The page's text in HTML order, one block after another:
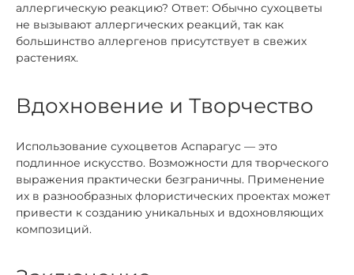
аллергическую реакцию? Ответ: Обычно сухоцветы
не вызывают аллергических реакций, так как
большинство аллергенов присутствует в свежих
растениях.
Вдохновение и Творчество
Использование сухоцветов Аспарагус — это
подлинное искусство. Возможности для творческого
выражения практически безграничны. Применение
их в разнообразных флористических проектах может
привести к созданию уникальных и вдохновляющих
композиций.